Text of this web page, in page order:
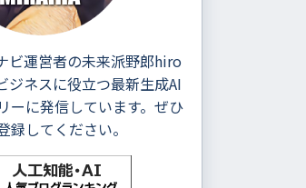
ビ運営者の未来派野郎hiro
ジネスに役立つ最新生成AI
ーに発信しています。ぜひ
録してください。